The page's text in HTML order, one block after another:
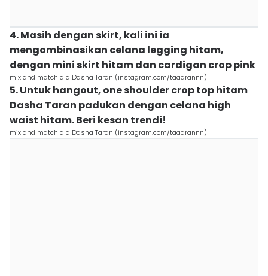
4. Masih dengan skirt, kali ini ia
mengombinasikan celana legging hitam,
dengan mini skirt hitam dan cardigan crop pink
mix and match ala Dasha Taran (instagram.com/taaarannn)
5. Untuk hangout, one shoulder crop top hitam
Dasha Taran padukan dengan celana high
waist hitam. Beri kesan trendi!
mix and match ala Dasha Taran (instagram.com/taaarannn)